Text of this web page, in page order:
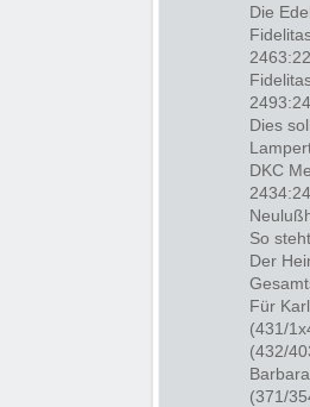
Die
Dies
DKC
So
Der
Für
(431/
(432/
(371/